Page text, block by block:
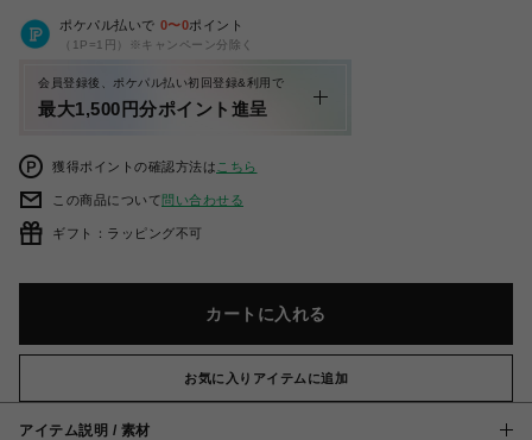
ポケパル払いで 0〜0ポイント
（1P=1円）※キャンペーン分除く
会員登録後、ポケパル払い初回登録&利用で
最大1,500円分ポイント進呈
獲得ポイントの確認方法は こちら
この商品について問い合わせる
ギフト：ラッピング不可
カートに入れる
お気に入りアイテムに追加
アイテム説明 / 素材